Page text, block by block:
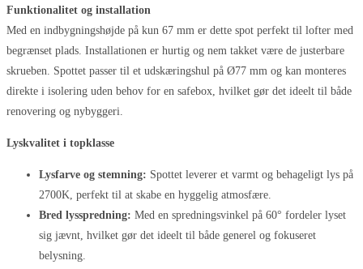
Funktionalitet og installation
Med en indbygningshøjde på kun 67 mm er dette spot perfekt til lofter med
begrænset plads. Installationen er hurtig og nem takket være de justerbare
skrueben. Spottet passer til et udskæringshul på Ø77 mm og kan monteres
direkte i isolering uden behov for en safebox, hvilket gør det ideelt til både
renovering og nybyggeri.
Lyskvalitet i topklasse
Lysfarve og stemning: Spottet leverer et varmt og behageligt lys på
2700K, perfekt til at skabe en hyggelig atmosfære.
Bred lysspredning: Med en spredningsvinkel på 60° fordeler lyset
sig jævnt, hvilket gør det ideelt til både generel og fokuseret
belysning.